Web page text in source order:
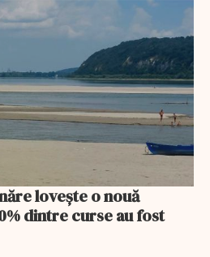
lovește o nouă
dintre curse au fost